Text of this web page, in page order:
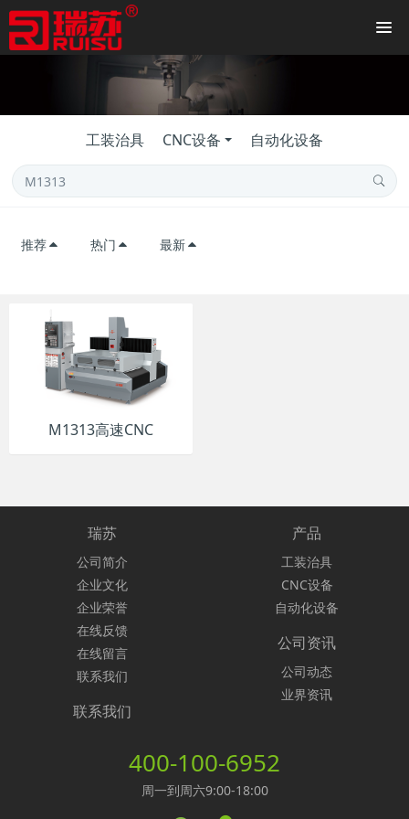
工装治具 CNC设备 自动化设备
推荐 热门 最新
M1313高速CNC
瑞苏
公司简介
企业文化
企业荣誉
在线反馈
在线留言
联系我们
产品
工装治具
CNC设备
自动化设备
公司资讯
公司动态
业界资讯
联系我们
400-100-6952
周一到周六9:00-18:00